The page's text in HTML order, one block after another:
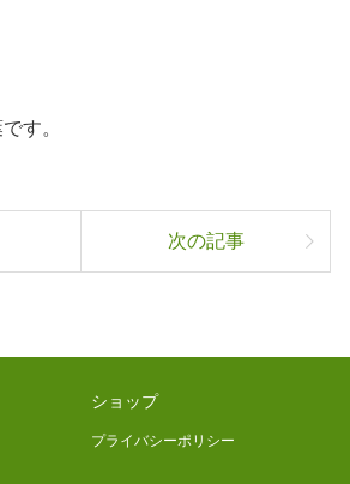
す。
次の記事
ショップ
プライバシーポリシー